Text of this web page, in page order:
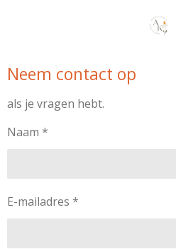
de
hoofdinhoud
Neem contact op
als je vragen hebt.
Naam *
E-mailadres *